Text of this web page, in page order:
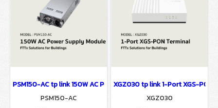
PSM150-AC tp link 150W AC Power Supply Module FTTx
PSM150-AC
XGZ030 tp link 1-Port XGS-PON
XGZ030